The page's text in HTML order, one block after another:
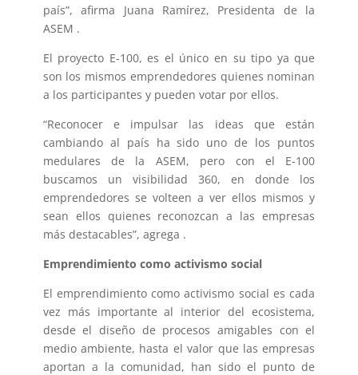
país”, afirma Juana Ramírez, Presidenta de la
ASEM .
El proyecto E-100, es el único en su tipo ya que
son los mismos emprendedores quienes nominan
a los participantes y pueden votar por ellos.
“Reconocer e impulsar las ideas que están
cambiando al país ha sido uno de los puntos
medulares de la ASEM, pero con el E-100
buscamos un visibilidad 360, en donde los
emprendedores se volteen a ver ellos mismos y
sean ellos quienes reconozcan a las empresas
más destacables”, agrega .
Emprendimiento como activismo social
El emprendimiento como activismo social es cada
vez más importante al interior del ecosistema,
desde el diseño de procesos amigables con el
medio ambiente, hasta el valor que las empresas
aportan a la comunidad, han sido el punto de